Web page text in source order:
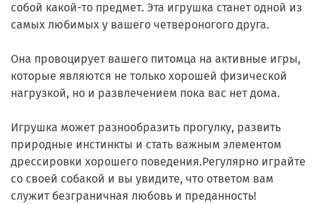
собой какой-то предмет. Эта игрушка станет одной из
самых любимых у вашего четвероногого друга.
Она провоцирует вашего питомца на активные игры,
которые являются не только хорошей физической
нагрузкой, но и развлечением пока вас нет дома.
Игрушка может разнообразить прогулку, развить
природные инстинкты и стать важным элементом
дрессировки хорошего поведения.Регулярно играйте
со своей собакой и вы увидите, что ответом вам
служит безграничная любовь и преданность!